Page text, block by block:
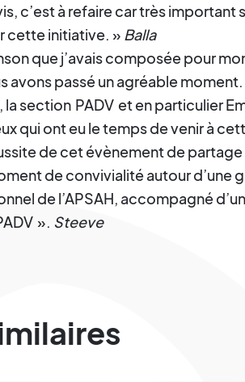
c’est à refaire car très important
cette initiative. » Balla
que j’avais composée pour
avons passé un agréable moment.
, la section PADV et en particulier
qui ont eu le temps de venir à
de cet évènement de
de convivialité autour d’une
de l’APSAH, accompagné
». Steeve